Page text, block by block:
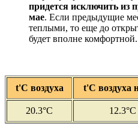
придется исключить из
мае. Если предыдущие
теплыми, то еще до
будет вполне комфортной.
t'С воздуха t'С воздуха
20.3°C 12.3°C